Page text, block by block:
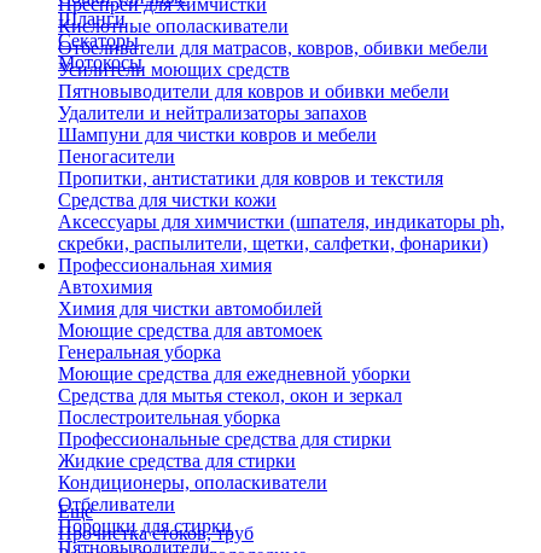
Шланги
Секаторы
Мотокосы
Преспреи для химчистки
Кислотные ополаскиватели
Отбеливатели для матрасов, ковров, обивки мебели
Усилители моющих средств
Пятновыводители для ковров и обивки мебели
Удалители и нейтрализаторы запахов
Шампуни для чистки ковров и мебели
Пеногасители
Пропитки, антистатики для ковров и текстиля
Средства для чистки кожи
Аксессуары для химчистки (шпателя, индикаторы ph,
скребки, распылители, щетки, салфетки, фонарики)
Профессиональная химия
Автохимия
Химия для чистки автомобилей
Моющие средства для автомоек
Генеральная уборка
Моющие средства для ежедневной уборки
Средства для мытья стекол, окон и зеркал
Послестроительная уборка
Профессиональные средства для стирки
Жидкие средства для стирки
Кондиционеры, ополаскиватели
Отбеливатели
Порошки для стирки
Пятновыводители
Еще
Прочистка стоков, труб